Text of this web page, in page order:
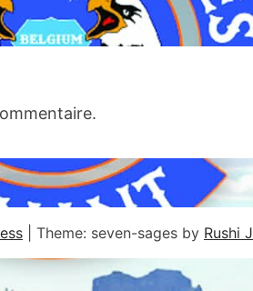
Theme: seven-sages by Rushi